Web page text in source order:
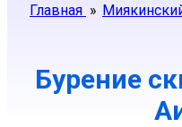
Главная »
Бурение